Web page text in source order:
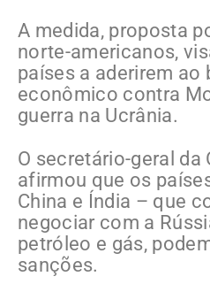
A medida, proposta
norte-americanos,
países a aderirem ao
econômico contra
guerra na Ucrânia.
O secretário-geral da
afirmou que os
China e Índia – que
negociar com a
petróleo e gás,
sanções.